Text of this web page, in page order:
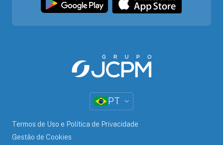
PT
Termos de Uso e Política de Privacidade
Gestão de Cookies